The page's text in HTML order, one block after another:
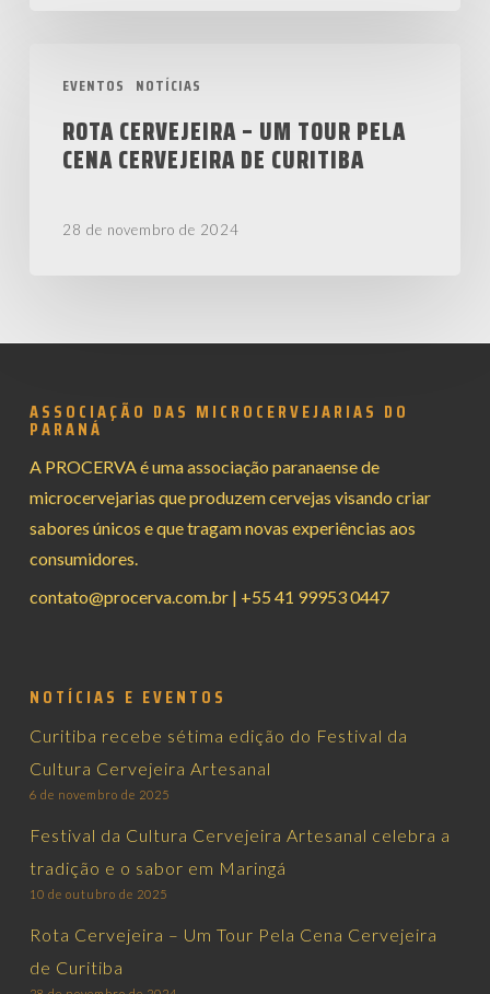
sabor
Maringá
EVENTOS NOTÍCIAS
Cervejeira
Um
Pela
ROTA CERVEJEIRA – UM TOUR PELA
CENA CERVEJEIRA DE CURITIBA
28 de novembro de 2024
ASSOCIAÇÃO DAS MICROCERVEJARIAS DO
PARANÁ
A PROCERVA é uma associação paranaense de
microcervejarias que produzem cervejas visando criar
sabores únicos e que tragam novas experiências aos
consumidores.
contato@procerva.com.br| +55 41 99953 0447
NOTÍCIAS E EVENTOS
Curitiba recebe sétima edição do Festival da
Cultura Cervejeira Artesanal
6 de novembro de 2025
Festival da Cultura Cervejeira Artesanal celebra a
tradição e o sabor em Maringá
10 de outubro de 2025
Rota Cervejeira – Um Tour Pela Cena Cervejeira
de Curitiba